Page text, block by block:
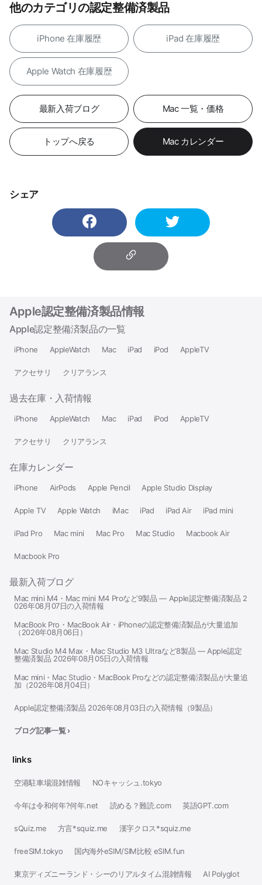
他のカテゴリの認定整備済製品
iPhone 在庫履歴 iPad 在庫履歴
Apple Watch 在庫履歴
最新入荷ブログ Mac 一覧・価格
トップへ戻る Mac カレンダー
シェア
Apple認定整備済製品情報
Apple認定整備済製品の一覧
iPhone AppleWatch Mac iPad iPod AppleTV
アクセサリ クリアランス
過去在庫・入荷情報
iPhone AppleWatch Mac iPad iPod AppleTV
アクセサリ クリアランス
在庫カレンダー
iPhone AirPods Apple Pencil Apple Studio Display
Apple TV Apple Watch iMac iPad iPad Air iPad mini
iPad Pro Mac mini Mac Pro Mac Studio Macbook Air
Macbook Pro
最新入荷ブログ
Mac mini M4・Mac mini M4 Proなど9製品 — Apple認定整備済製品 2
026年08月07日の入荷情報
MacBook Pro・MacBook Air・iPhoneの認定整備済製品が大量追加
（2026年08月06日）
Mac Studio M4 Max・Mac Studio M3 Ultraなど8製品 — Apple認定
整備済製品 2026年08月05日の入荷情報
Mac mini・Mac Studio・MacBook Proなどの認定整備済製品が大量追
加（2026年08月04日）
Apple認定整備済製品 2026年08月03日の入荷情報（9製品）
ブログ記事一覧 ›
links
空港駐車場混雑情報 NOキャッシュ.tokyo
今年は令和何年?何年.net 読める？難読.com 英語GPT.com
sQuiz.me 方言*squiz.me 漢字クロス*squiz.me
freeSIM.tokyo 国内海外eSIM/SIM比較 eSIM.fun
東京ディズニーランド・シーのリアルタイム混雑情報 AI Polyglot